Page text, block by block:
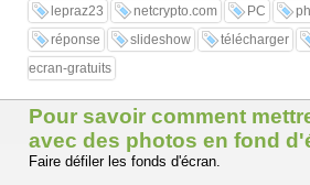
lepraz23
netcrypto.com PC
réponse
slideshow télécharger
ecran-gratuits
Pour savoir comment
avec des photos en fond
Faire défiler les fonds d'écran.